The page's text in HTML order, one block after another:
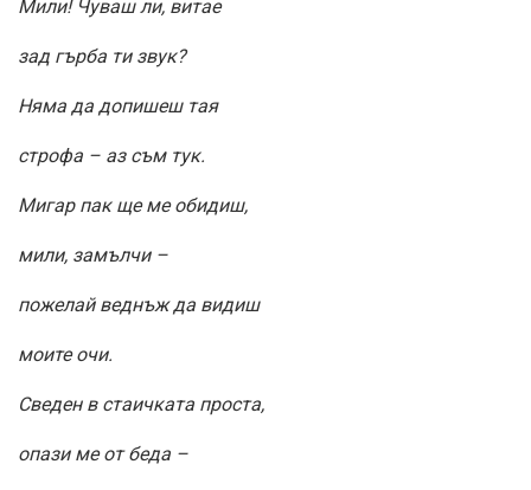
Мили! Чуваш ли, витае
зад гърба ти звук?
Няма да допишеш тая
строфа – аз съм тук.
Мигар пак ще ме обидиш,
мили, замълчи –
пожелай веднъж да видиш
моите очи.
Сведен в стаичката проста,
опази ме от беда –